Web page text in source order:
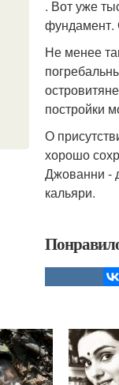
. Вот уже
фундамент.
Не менее
постройки
О
хорошо
Джованни -
кальяри.